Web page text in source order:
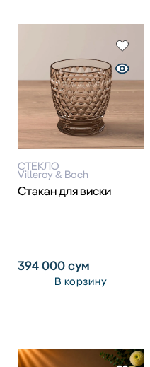
СТЕКЛО
Villeroy & Boch
Стакан для виски
394 000сум
В корзину